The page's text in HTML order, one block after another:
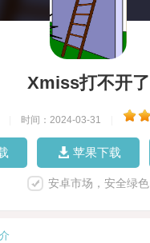
Xmiss打不开了
时间：2024-03-31
苹果下载
安卓市场，安全绿色